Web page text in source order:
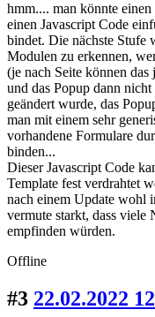
hmm.... man könnte
einen Javascript Code
bindet. Die nächste Stufe
Modulen zu erkennen,
(je nach Seite können
und das Popup dann
geändert wurde, das
man mit einem sehr
vorhandene Formulare
binden...
Dieser Javascript Code
Template fest verdrahtet
nach einem Update wohl
vermute starkt, dass viele
empfinden würden.
Offline
#3 22.02.2022